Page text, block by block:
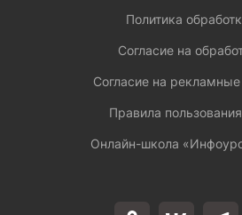
Политика
Согласие на
Согласие на
Правила
Онлайн-школа